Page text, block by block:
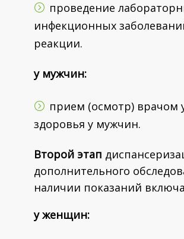
проведение
инфекционных
реакции.
у мужчин:
прием (осмотр) врачом
здоровья у мужчин.
Второй этап
дополнительного
наличии показаний
у женщин: